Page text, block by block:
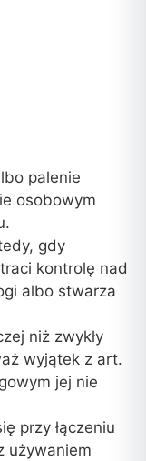
palenie
osobowym
gdy
kontrolę nad
albo stwarza
niż zwykły
wyjątek z art.
jej nie
przy łączeniu
używaniem